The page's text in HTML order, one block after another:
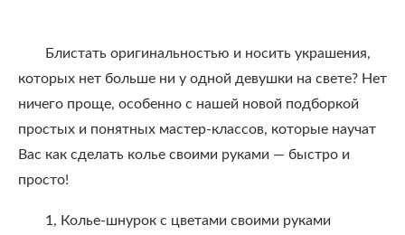
Блистать оригинальностью и носить украшения,
которых нет больше ни у одной девушки на свете? Нет
ничего проще, особенно с нашей новой подборкой
простых и понятных мастер-классов, которые научат
Вас как сделать колье своими руками — быстро и
просто!
1, Колье-шнурок с цветами своими руками